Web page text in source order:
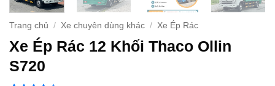
Trang chủ / Xe chuyên dùng khác / Xe Ép Rác
Xe Ép Rác 12 Khối Thaco Ollin
S720